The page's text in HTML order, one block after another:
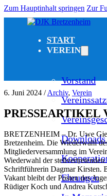
Zum Hauptinhalt springen Zur
START
VEREIN
Vorstand
Ehrungen
6. Juni 2024 /Archiv, Verein
PRESSEARTIKEL
BRETZENHEIM – Dr. Uwe
Bretzenheim. Die Wiederwahl
Mitgliederversammlung im
Wiederwahl der
Schriftführerin Dagmar Kirsten.
Vakant bleibt der Posten des
Rüdiger Koch und Andrea